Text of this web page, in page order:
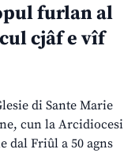
furlan al
cjâf e vîf
di Sante Marie
cun la Arcidiocesi
dal Friûl a 50 agns